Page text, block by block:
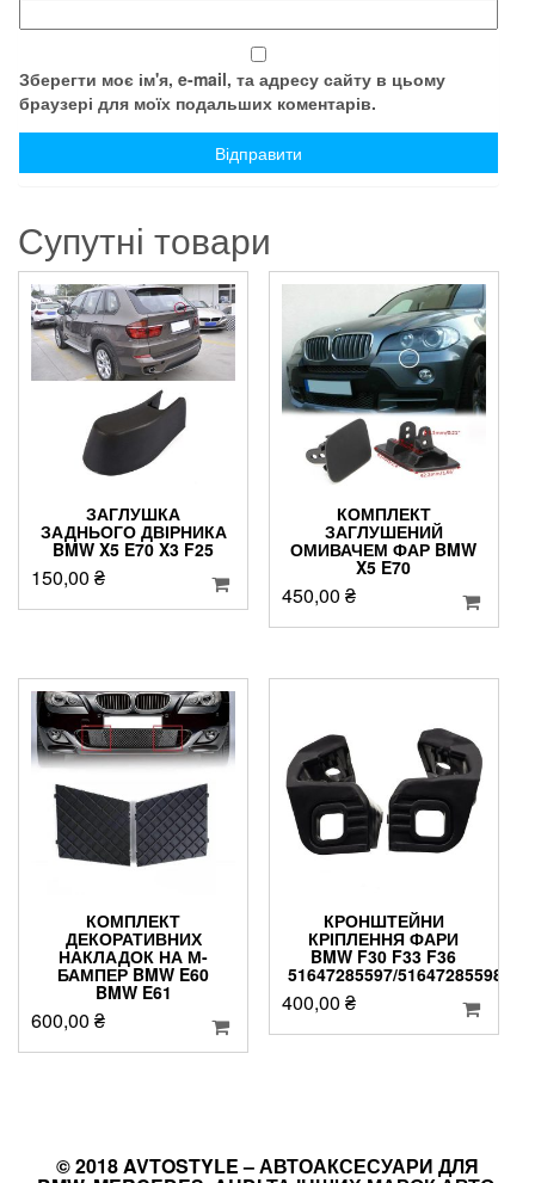
Зберегти моє ім'я, e-mail, та адресу сайту в цьому
браузері для моїх подальших коментарів.
Супутні товари
ЗАГЛУШКА
ЗАДНЬОГО ДВІРНИКА
BMW X5 E70 X3 F25
150,00 ₴
КОМПЛЕКТ
ЗАГЛУШЕНИЙ
ОМИВАЧЕМ ФАР BMW
X5 E70
450,00 ₴
КОМПЛЕКТ
ДЕКОРАТИВНИХ
НАКЛАДОК НА М-
БАМПЕР BMW E60
BMW E61
600,00 ₴
КРОНШТЕЙНИ
КРІПЛЕННЯ ФАРИ
BMW F30 F33 F36
51647285597/51647285598
400,00 ₴
© 2018 AVTOSTYLE – АВТОАКСЕСУАРИ ДЛЯ